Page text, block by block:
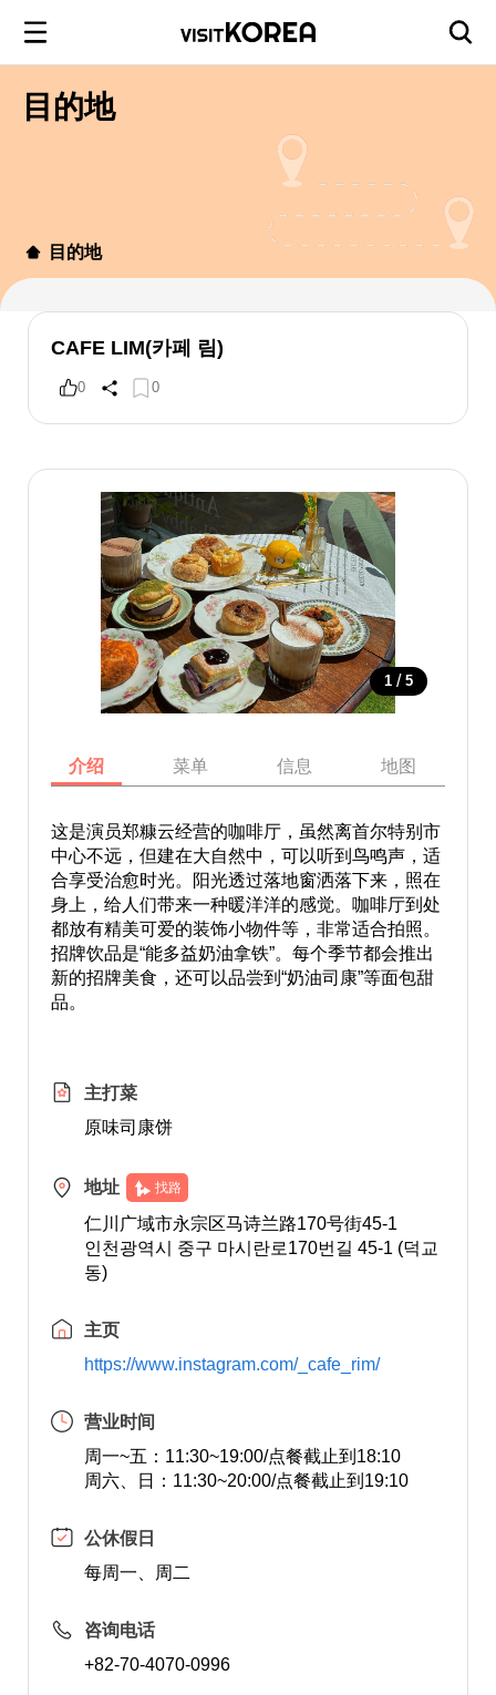
目的地
目的地
CAFE LIM(카페 림)
0 0
1 / 5
介绍 菜单 信息 地图
这是演员郑糠云经营的咖啡厅，虽然离首尔特别市
中心不远，但建在大自然中，可以听到鸟鸣声，适
合享受治愈时光。阳光透过落地窗洒落下来，照在
身上，给人们带来一种暖洋洋的感觉。咖啡厅到处
都放有精美可爱的装饰小物件等，非常适合拍照。
招牌饮品是“能多益奶油拿铁”。每个季节都会推出
新的招牌美食，还可以品尝到“奶油司康”等面包甜
品。
主打菜
原味司康饼
地址 找路
仁川广域市永宗区马诗兰路170号街45-1
인천광역시 중구 마시란로170번길 45-1 (덕교
동)
主页
https://www.instagram.com/_cafe_rim/
营业时间
周一~五：11:30~19:00/点餐截止到18:10
周六、日：11:30~20:00/点餐截止到19:10
公休假日
每周一、周二
咨询电话
+82-70-4070-0996